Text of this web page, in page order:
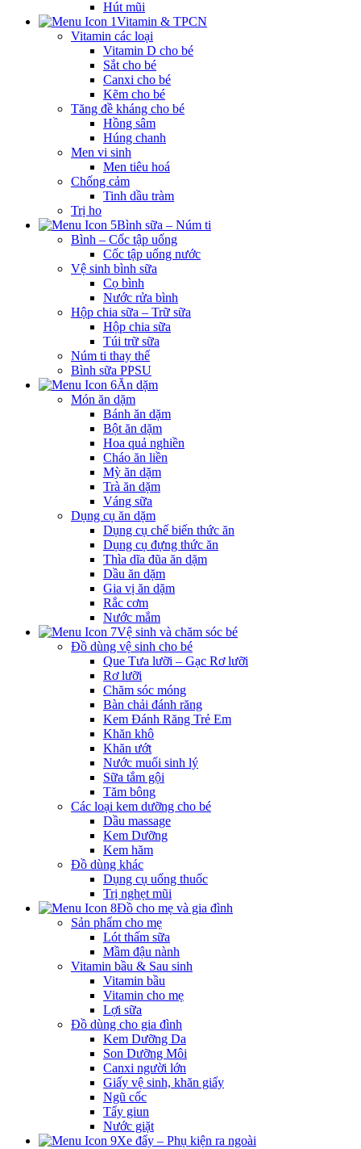
Hút mũi
Vitamin & TPCN
Vitamin các loại
Vitamin D cho bé
Sắt cho bé
Canxi cho bé
Kẽm cho bé
Tăng đề kháng cho bé
Hồng sâm
Húng chanh
Men vi sinh
Men tiêu hoá
Chống cảm
Tinh dầu tràm
Trị ho
Bình sữa – Núm ti
Bình – Cốc tập uống
Cốc tập uống nước
Vệ sinh bình sữa
Cọ bình
Nước rửa bình
Hộp chia sữa – Trữ sữa
Hộp chia sữa
Túi trữ sữa
Núm ti thay thế
Bình sữa PPSU
Ăn dặm
Món ăn dặm
Bánh ăn dặm
Bột ăn dặm
Hoa quả nghiền
Cháo ăn liền
Mỳ ăn dặm
Trà ăn dặm
Váng sữa
Dụng cụ ăn dặm
Dụng cụ chế biến thức ăn
Dụng cụ đựng thức ăn
Thìa dĩa đũa ăn dặm
Dầu ăn dặm
Gia vị ăn dặm
Rắc cơm
Nước mắm
Vệ sinh và chăm sóc bé
Đồ dùng vệ sinh cho bé
Que Tưa lưỡi – Gạc Rơ lưỡi
Rơ lưỡi
Chăm sóc móng
Bàn chải đánh răng
Kem Đánh Răng Trẻ Em
Khăn khô
Khăn ướt
Nước muối sinh lý
Sữa tắm gội
Tăm bông
Các loại kem dưỡng cho bé
Dầu massage
Kem Dưỡng
Kem hăm
Đồ dùng khác
Dụng cụ uống thuốc
Trị nghẹt mũi
Đồ cho mẹ và gia đình
Sản phẩm cho mẹ
Lót thấm sữa
Mầm đậu nành
Vitamin bầu & Sau sinh
Vitamin bầu
Vitamin cho mẹ
Lợi sữa
Đồ dùng cho gia đình
Kem Dưỡng Da
Son Dưỡng Môi
Canxi người lớn
Giấy vệ sinh, khăn giấy
Ngũ cốc
Tẩy giun
Nước giặt
Xe đẩy – Phụ kiện ra ngoài